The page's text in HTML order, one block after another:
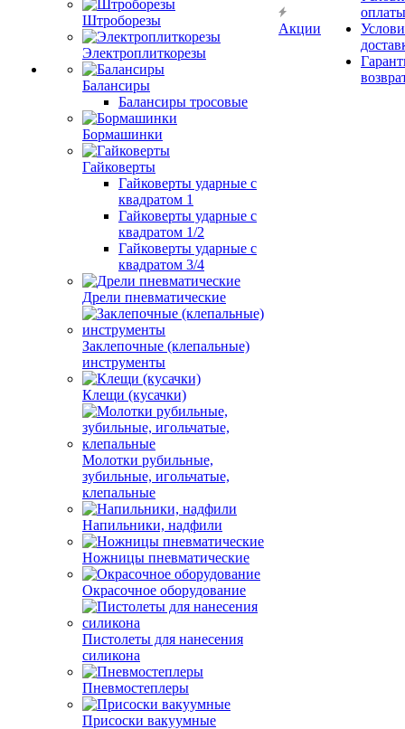
Штроборезы
Электроплиткорезы
Балансиры
Балансиры тросовые
Бормашинки
Гайковерты
Гайковерты ударные с
квадратом 1
Гайковерты ударные с
квадратом 1/2
Гайковерты ударные с
квадратом 3/4
Дрели пневматические
Заклепочные (клепальные)
инструменты
Клещи (кусачки)
Молотки рубильные,
зубильные, игольчатые,
клепальные
Напильники, надфили
Ножницы пневматические
Окрасочное оборудование
Пистолеты для нанесения
силикона
Пневмостеплеры
Присоски вакуумные
Акции
оплаты